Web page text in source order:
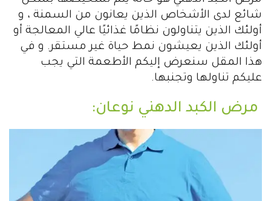
شائع لدى الأشخاص الذين يعانون من السمنة ، و
أولئك الذين يتناولون نظامًا غذائيًا عالي المعالجة أو
أولئك الذين يعيشون نمط حياة غير مستقر. و في
هذا المقل سنعرض إليكم الأطعمة التي يجب
عليكم تناولها وتجنبها.
مرض الكبد الدهني نوعان: